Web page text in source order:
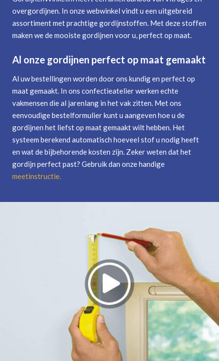
overgordijnen. In onze webwinkel vindt u een uitgebreid
assortiment met prachtige gordijnstoffen. Met deze stoffen
maken we de mooiste gordijnen voor u, perfect op maat.
Al onze gordijnen perfect op maat gemaakt
Al uw bestellingen worden door ons kundig en perfect op
maat gemaakt. In ons confectieatelier werken echte
vakmensen die al jarenlang in het vak zitten. Met ons
eenvoudige bestelformulier kunt u aangeven hoe u de
gordijnen het liefst op maat gemaakt wilt hebben. Het
systeem berekend automatisch hoeveel stof u nodig heeft
en wat de bijbehorende kosten zijn. Zeker weten dat het
gordijn perfect past? Gebruik dan onze handige
meetinstructie.